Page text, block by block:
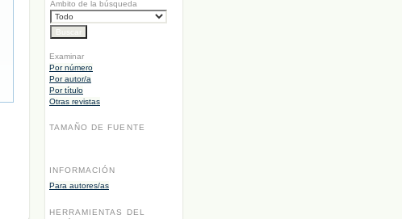
Ámbito de la búsqueda
Examinar
Por número
Por autor/a
Por título
Otras revistas
TAMAÑO DE FUENTE
INFORMACIÓN
Para autores/as
HERRAMIENTAS DEL